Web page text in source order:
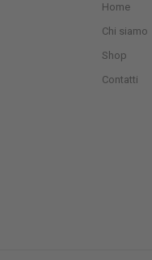
Home
Chi siamo
Shop
Contatti